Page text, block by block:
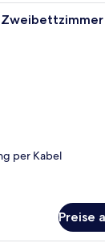
Standard-Doppel-
per Kabel
Preise